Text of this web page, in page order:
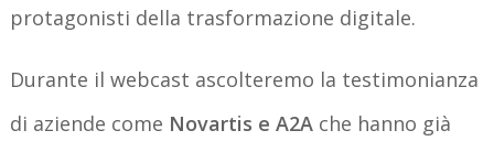
protagonisti della trasformazione digitale.
Durante il webcast ascolteremo la testimonianza
di aziende come Novartis e A2A che hanno già